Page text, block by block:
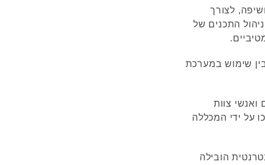
לצורך
התכנים של
שימוש במערכת
צוות
על ידי המכללה
הובילה